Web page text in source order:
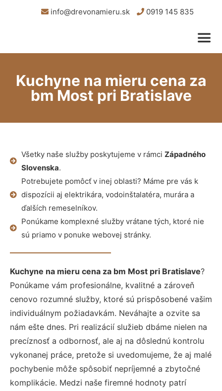
info@drevonamieru.sk 0919 145 835
Kuchyne na mieru cena za
bm Most pri Bratislave
Všetky naše služby poskytujeme v rámci Západného
Slovenska.
Potrebujete pomôcť v inej oblasti? Máme pre vás k
dispozícii aj elektrikára, vodoinštalatéra, murára a
ďalších remeselníkov.
Ponúkame komplexné služby vrátane tých, ktoré nie
sú priamo v ponuke webovej stránky.
Kuchyne na mieru cena za bm Most pri Bratislave?
Ponúkame vám profesionálne, kvalitné a zároveň
cenovo rozumné služby, ktoré sú prispôsobené vašim
individuálnym požiadavkám. Neváhajte a ozvite sa
nám ešte dnes. Pri realizácií služieb dbáme nielen na
precíznosť a odbornosť, ale aj na dôslednú kontrolu
vykonanej práce, pretože si uvedomujeme, že aj malé
pochybenie môže spôsobiť nepríjemné a zbytočné
komplikácie. Medzi naše firemné hodnoty patrí